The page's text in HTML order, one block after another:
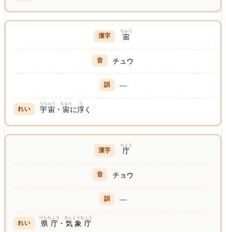
宙
ちゅう
チュウ
—
宇宙
うちゅう
・ 宙
ちゅう
に浮
う
く
庁
ちょう
チョウ
—
県庁
けんちょう
・ 気象庁
きしょうちょう